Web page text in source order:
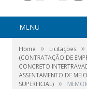
MENU
Home » Licitações »
(CONTRATAÇÃO DE
CONCRETO
ASSENTAMENTO DE
SUPERFICIAL) »